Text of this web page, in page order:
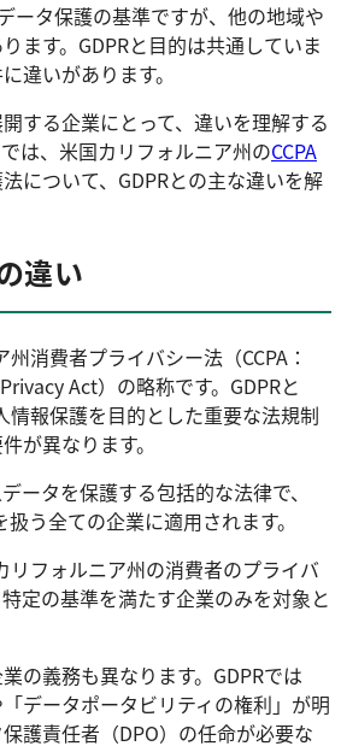
ータ保護の基準ですが、他の地域や
ます。GDPRと目的は共通していま
違いがあります。
する企業にとって、違いを理解する
は、米国カリフォルニア州のCCPA
について、GDPRとの主な違いを解
違い
州消費者プライバシー法（CCPA：
Act）の略称です。GDPRと
情報保護を目的とした重要な法規制
が異なります。
ータを保護する包括的な法律で、
う全ての企業に適用されます。
リフォルニア州の消費者のプライバ
定の基準を満たす企業のみを対象と
の義務も異なります。GDPRでは
「データポータビリティの権利」が明
護責任者（DPO）の任命が必要な